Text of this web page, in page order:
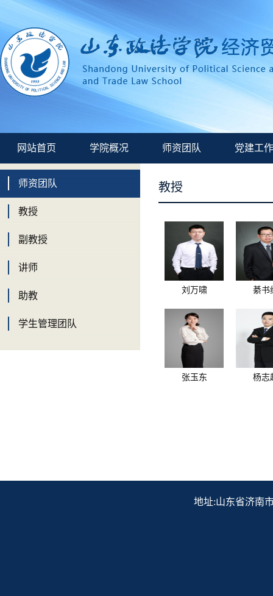
网站首页 学院概况 师资团队 党建工作
师资团队
教授
副教授
讲师
助教
学生管理团队
教授
刘万啸 綦书
张玉东 杨志
地址:山东省济南